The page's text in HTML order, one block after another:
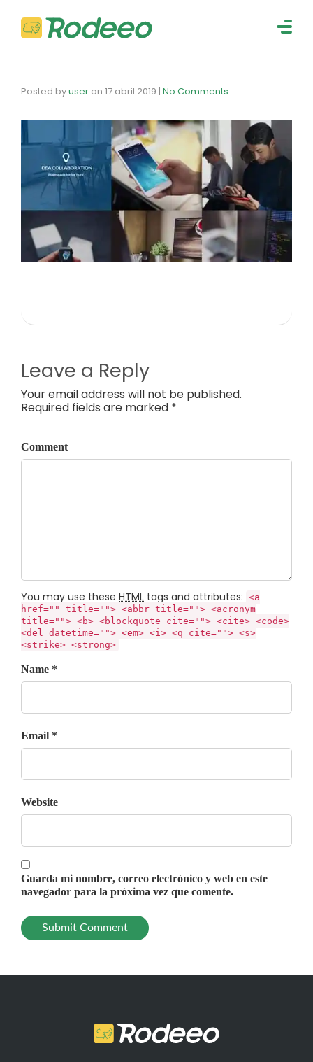
Posted byuser on 17 abril 2019 | No Comments
Leave a Reply
Your email address will not be published.
Required fields are marked *
Comment
You may use these HTML tags and attributes: <a
href="" title=""> <abbr title=""> <acronym
title=""> <b> <blockquote cite=""> <cite> <code>
<del datetime=""> <em> <i> <q cite=""> <s>
<strike> <strong>
Name *
Email *
Website
Guarda mi nombre, correo electrónico y web en este
navegador para la próxima vez que comente.